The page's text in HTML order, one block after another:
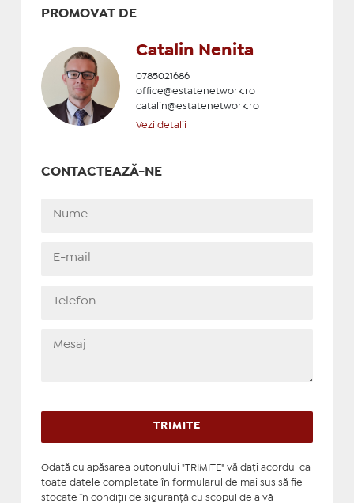
PROMOVAT DE
Catalin Nenita
0785021686
office@estatenetwork.ro
catalin@estatenetwork.ro
Vezi detalii
CONTACTEAZĂ-NE
Odată cu apăsarea butonului "TRIMITE" vă daţi acordul ca
toate datele completate în formularul de mai sus să fie
stocate în condiţii de siguranţă cu scopul de a vă